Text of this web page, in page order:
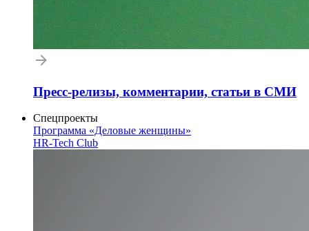
Пресс-релизы, комментарии, статьи в СМИ
Спецпроекты
Программа «Деловые женщины»
HR-Tech Club